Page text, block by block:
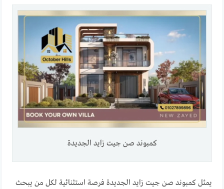
كمبوند صن جيت زايد الجديدة
يمثل كمبوند صن جيت زايد الجديدة فرصة استثنائية لكل من يبحث